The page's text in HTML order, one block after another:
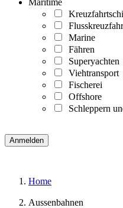
Maritime
Marine
Fähren
Superyachten
Viehtransport
Fischerei
Offshore
Schleppern
Home
Aussenbahnen